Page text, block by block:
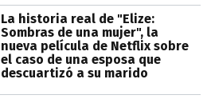
La historia real de "Elize:
Sombras de una mujer", la
nueva película de Netflix sobre
el caso de una esposa que
descuartizó a su marido